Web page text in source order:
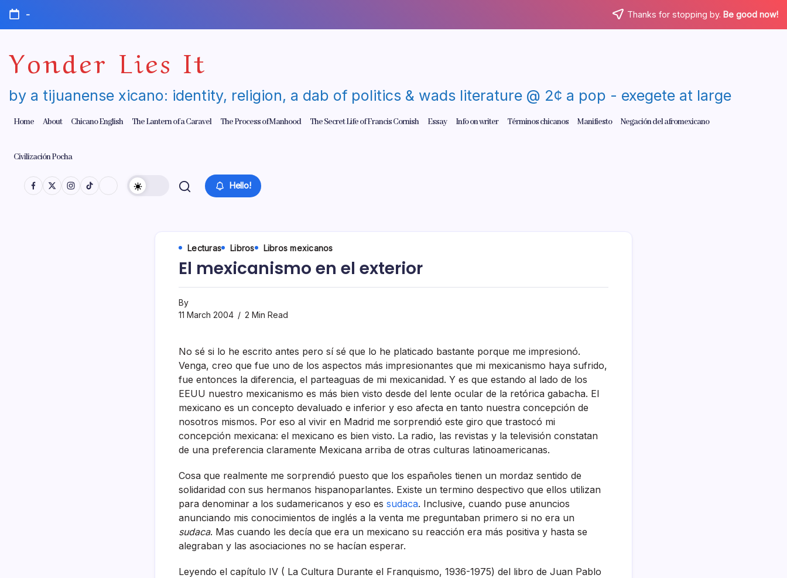
Skip
content
- Thanks for stopping by. Be good now!
Yonder Lies It
by a tijuanense xicano: identity, religion, a dab of politics & wads literature @ 2¢ a pop - exegete at large
Home About Chicano English The Lantern of a Caravel The Process of Manhood The Secret Life of Francis Cornish Essay Info on writer Términos chicanos Manifiesto Negación del afromexicano
Civilización Pocha
Hello!
Lecturas Libros Libros mexicanos
El mexicanismo en el exterior
By
11 March 2004
2 Min Read
No sé si lo he escrito antes pero sí­ sé que lo he platicado bastante porque me impresionó.
Venga, creo que fue uno de los aspectos más impresionantes que mi mexicanismo haya sufrido,
fue entonces la diferencia, el parteaguas de mi mexicanidad. Y es que estando al lado de los
EEUU nuestro mexicanismo es más bien visto desde del lente ocular de la retórica gabacha. El
mexicano es un concepto devaluado e inferior y eso afecta en tanto nuestra concepción de
nosotros mismos. Por eso al vivir en Madrid me sorprendió este giro que trastocó mi
concepción mexicana: el mexicano es bien visto. La radio, las revistas y la televisión constatan
de una preferencia claramente Mexicana arriba de otras culturas latinoamericanas.
Cosa que realmente me sorprendió puesto que los españoles tienen un mordaz sentido de
solidaridad con sus hermanos hispanoparlantes. Existe un termino despectivo que ellos utilizan
para denominar a los sudamericanos y eso es sudaca. Inclusive, cuando puse anuncios
anunciando mis conocimientos de inglés a la venta me preguntaban primero si no era un
sudaca. Mas cuando les decí­a que era un mexicano su reacción era más positiva y hasta se
alegraban y las asociaciones no se hací­an esperar.
Leyendo el capí­tulo IV ( La Cultura Durante el Franquismo, 1936-1975) del libro de Juan Pablo